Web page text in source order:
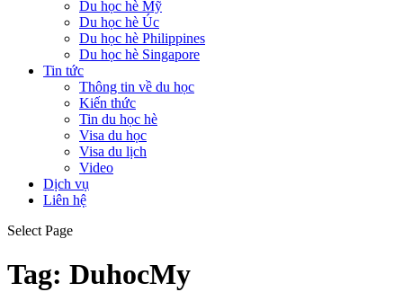
Du học hè Mỹ
Du học hè Úc
Du học hè Philippines
Du học hè Singapore
Tin tức
Thông tin về du học
Kiến thức
Tin du học hè
Visa du học
Visa du lịch
Video
Dịch vụ
Liên hệ
Select Page
Tag: DuhocMy